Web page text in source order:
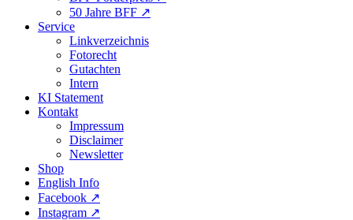
50 Jahre BFF ↗︎
Service
Linkverzeichnis
Fotorecht
Gutachten
Intern
KI Statement
Kontakt
Impressum
Disclaimer
Newsletter
Shop
English Info
Facebook ↗︎
Instagram ↗︎